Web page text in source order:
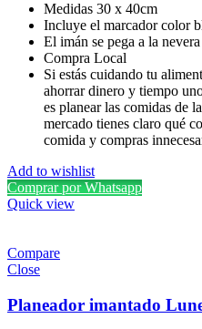
Medidas 30 x 40cm
Incluye el marcador color
El imán se pega a la
Compra Local
Si estás cuidando tu
ahorrar dinero y tiempo
es planear las comidas de
mercado tienes claro qué
comida y compras
Add to wishlist
Comprar por Whatsapp
Quick view
Compare
Close
Planeador imantado